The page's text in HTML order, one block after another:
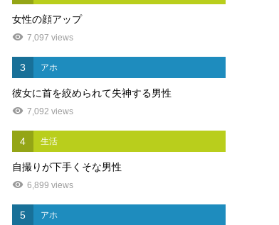
女性の顔アップ
7,097 views
3 アホ
彼女に首を絞められて失神する男性
7,092 views
4 生活
自撮りが下手くそな男性
6,899 views
5 アホ